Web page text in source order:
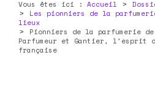
Vous êtes ici : Accueil
Les pionniers de la
lieux
Pionniers de la parfumerie
Parfumeur et Gantier, l’esprit
française